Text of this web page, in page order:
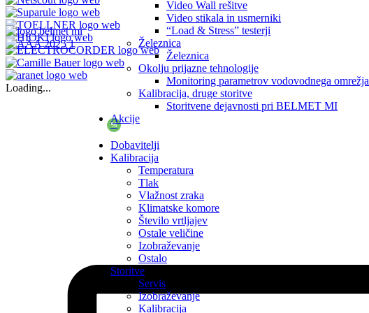
Video Wall rešitve
Video stikala in usmerniki
“Load & Stress” testerji
Železnica
Železnica
Okolju prijazne tehnologije
Monitoring parametrov vodovodnega omrežja
Kalibracija, druge storitve
Storitvene dejavnosti pri BELMET MI
Akcije
%
Dobavitelji
Kalibracija
Temperatura
Tlak
Vlažnost zraka
Klimatske komore
Število vrtljajev
Ostale veličine
Izobraževanje
Ostalo
Storitve
Servis
Izobraževanje
Kalibracija
Loading...